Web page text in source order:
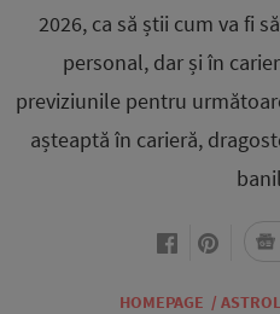
2026, ca să știi cum va fi
personal, dar și în
previziunile pentru
așteaptă în carieră,
HOMEPAGE /